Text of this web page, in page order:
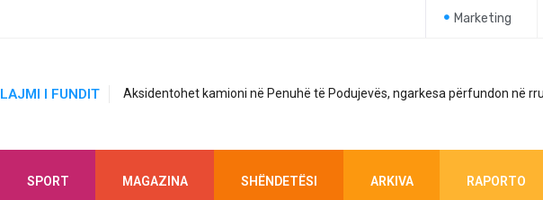
Marketing
LAJMI I FUNDIT Aksidentohet kamioni në Penuhë të Podujevës, ngarkesa përfundon në
SPORT MAGAZINA SHËNDETËSI ARKIVA RAPORTO